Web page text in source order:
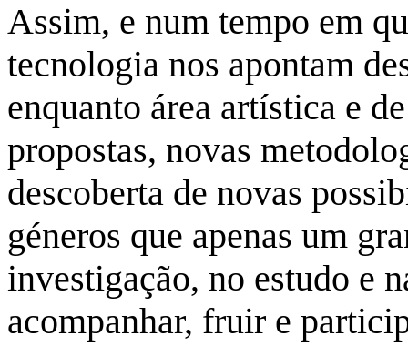
Assim, e num tempo em
tecnologia nos apontam
enquanto área artística e
propostas, novas
descoberta de novas
géneros que apenas um
investigação, no estudo e
acompanhar, fruir e